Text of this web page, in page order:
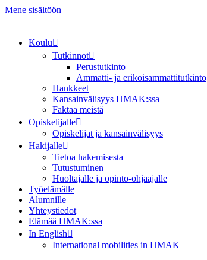
Mene sisältöön
Koulu
Tutkinnot
Perustutkinto
Ammatti- ja erikoisammattitutkinto
Hankkeet
Kansainvälisyys HMAK:ssa
Faktaa meistä
Opiskelijalle
Opiskelijat ja kansainvälisyys
Hakijalle
Tietoa hakemisesta
Tutustuminen
Huoltajalle ja opinto-ohjaajalle
Työelämälle
Alumnille
Yhteystiedot
Elämää HMAK:ssa
In English
International mobilities in HMAK